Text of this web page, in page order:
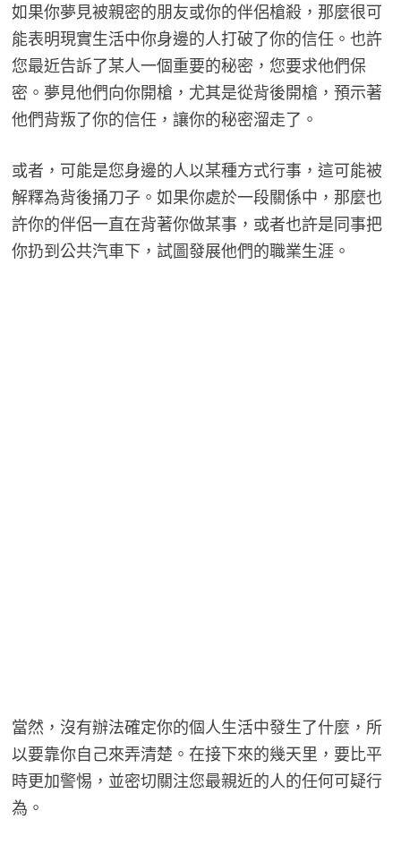
如果你夢見被親密的朋友或你的伴侶槍殺，那麼很可
能表明現實生活中你身邊的人打破了你的信任。也許
您最近告訴了某人一個重要的秘密，您要求他們保
密。夢見他們向你開槍，尤其是從背後開槍，預示著
他們背叛了你的信任，讓你的秘密溜走了。
或者，可能是您身邊的人以某種方式行事，這可能被
解釋為背後捅刀子。如果你處於一段關係中，那麼也
許你的伴侶一直在背著你做某事，或者也許是同事把
你扔到公共汽車下，試圖發展他們的職業生涯。
當然，沒有辦法確定你的個人生活中發生了什麼，所
以要靠你自己來弄清楚。在接下來的幾天里，要比平
時更加警惕，並密切關注您最親近的人的任何可疑行
為。